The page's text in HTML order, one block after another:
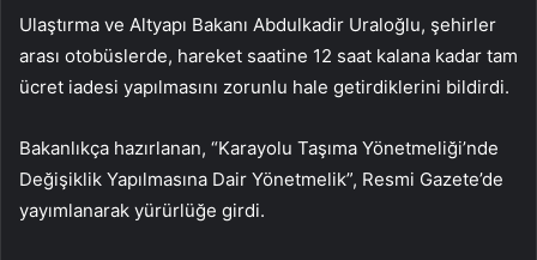
Ulaştırma ve Altyapı Bakanı Abdulkadir Uraloğlu, şehirler
arası otobüslerde, hareket saatine 12 saat kalana kadar tam
ücret iadesi yapılmasını zorunlu hale getirdiklerini bildirdi.
Bakanlıkça hazırlanan, “Karayolu Taşıma Yönetmeliği’nde
Değişiklik Yapılmasına Dair Yönetmelik”, Resmi Gazete’de
yayımlanarak yürürlüğe girdi.